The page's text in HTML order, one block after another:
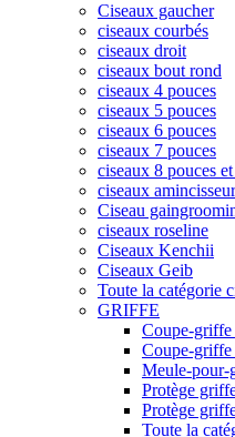
Ciseaux gaucher
ciseaux courbés
ciseaux droit
ciseaux bout rond
ciseaux 4 pouces
ciseaux 5 pouces
ciseaux 6 pouces
ciseaux 7 pouces
ciseaux 8 pouces
ciseaux
Ciseau
ciseaux roseline
Ciseaux Kenchii
Ciseaux Geib
Toute la catégorie
GRIFFE
Coupe-
Coupe-griffe
Meule-pour-
Protège
Protège
Toute la